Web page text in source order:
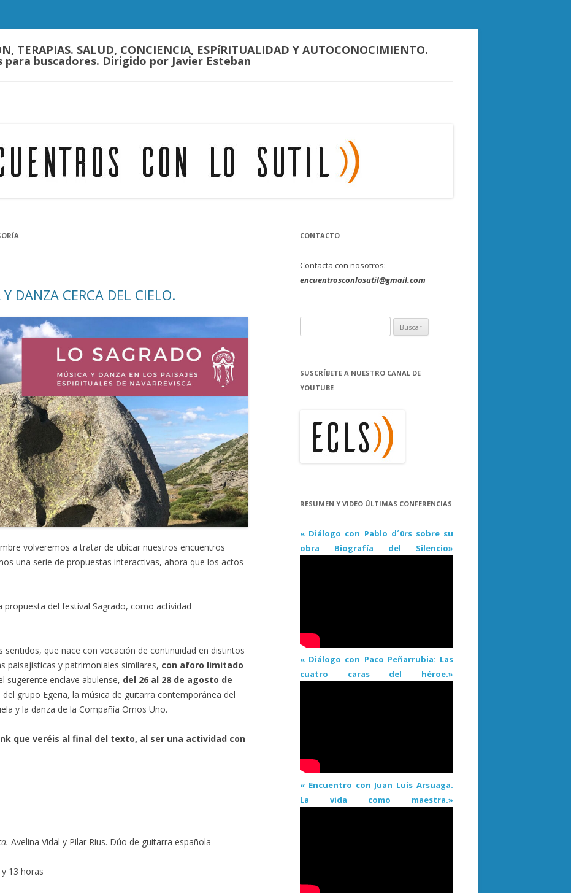
TERAPIAS. SALUD, CONCIENCIA, ESPíRITUALIDAD Y AUTOCONOCIMIENTO.
buscadores. Dirigido por Javier Esteban
DANZA CERCA DEL CIELO.
volveremos a tratar de ubicar nuestros encuentros
una serie de propuestas interactivas, ahora que los actos
del festival Sagrado, como actividad
sentidos, que nace con vocación de continuidad en distintos
paisajísticas y patrimoniales similares, con aforo limitado
sugerente enclave abulense, del 26 al 28 de agosto de
grupo Egeria, la música de guitarra contemporánea del
y la danza de la Compañía Omos Uno.
que veréis al final del texto, al ser una actividad con
Avelina Vidal y Pilar Rius. Dúo de guitarra española
13 horas
CONTACTO
Contacta con nosotros:
encuentrosconlosutil@gmail.com
u
c
a
SUSCRÍBETE A NUESTRO CANAL DE
YOUTUBE
RESUMEN Y VIDEO ÚLTIMAS CONFERENCIAS
« Diálogo con Pablo d´0rs sobre su
obra Biografía del Silencio»
« Diálogo con Paco Peñarrubia: Las
cuatro caras del héroe.»
« Encuentro con Juan Luis Arsuaga.
La vida como maestra.»